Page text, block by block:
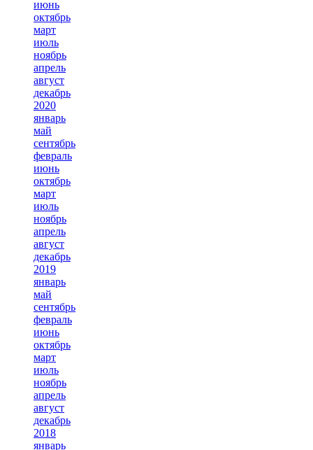
июнь
октябрь
март
июль
ноябрь
апрель
август
декабрь
2020
январь
май
сентябрь
февраль
июнь
октябрь
март
июль
ноябрь
апрель
август
декабрь
2019
январь
май
сентябрь
февраль
июнь
октябрь
март
июль
ноябрь
апрель
август
декабрь
2018
январь